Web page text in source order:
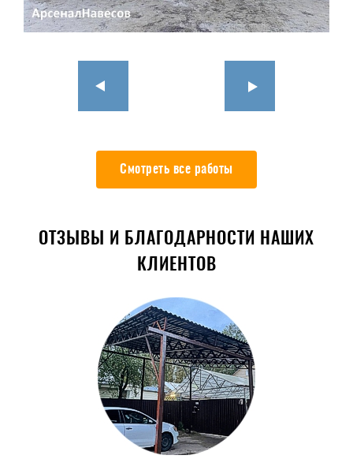
Смотреть все работы
ОТЗЫВЫ И БЛАГОДАРНОСТИ НАШИХ
КЛИЕНТОВ